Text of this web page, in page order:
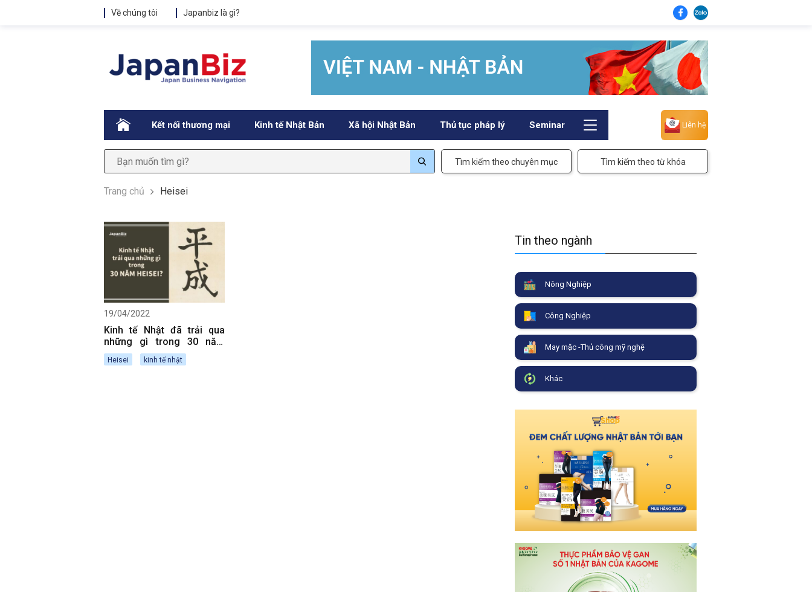
Về chúng tôi Japanbiz là gì?
. Kết nối thương mại Kinh tế Nhật Bản Xã hội Nhật Bản Thủ tục pháp lý Seminar Liên hệ
Tìm kiếm theo chuyên mục Tìm kiếm theo từ khóa
Trang chủ Heisei
19/04/2022
Kinh tế Nhật đã trải qua
những gì trong 30 năm
Heisei?
Heisei kinh tế nhật
Tin theo ngành
Nông Nghiệp
Công Nghiệp
May mặc -Thủ công mỹ nghệ
Khác